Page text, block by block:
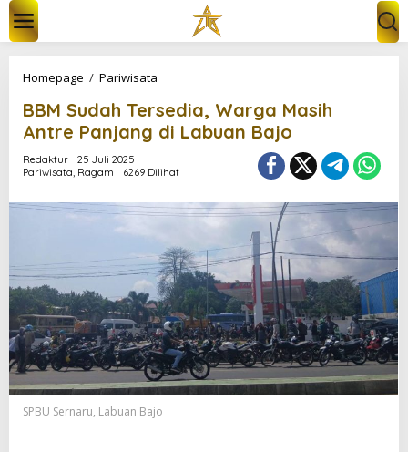
w
Homepage / Pariwisata
M
S
u
a
T
r
s
e
d
i
a
,
W
a
r
a
BBM Sudah Tersedia, Warga Masih
Antre Panjang di Labuan Bajo
Redaktur
25 Juli 2025
Pariwisata, Ragam 6269 Dilihat
SPBU Sernaru, Labuan Bajo